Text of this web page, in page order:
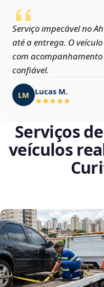
Serviço impecável no
até a entrega. O
com
confiável.
LM Lucas M.
Serviços
veículos